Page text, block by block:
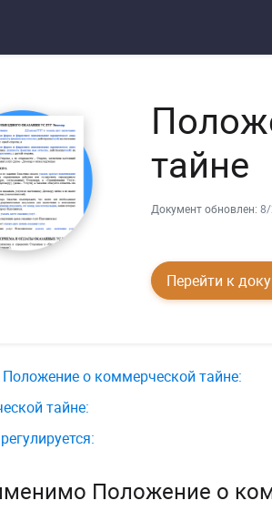
тайне
Документ обновлен:
Перейти к
о коммерческой тайне:
тайне:
Положение о